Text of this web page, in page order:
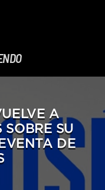
A
SOBRE SU
DE